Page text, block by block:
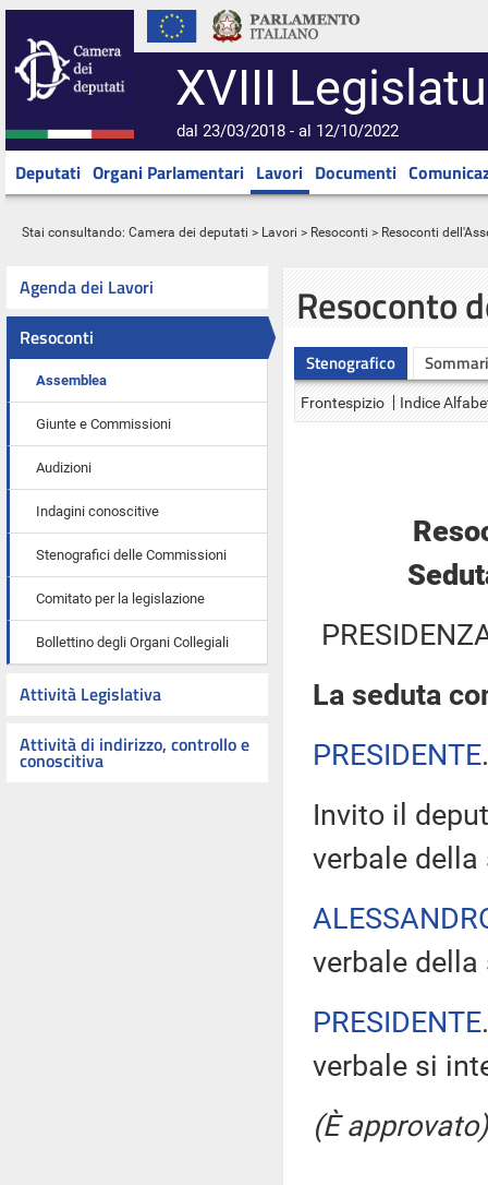
XVIII
dal 23/03/2018 - al 12/10/2022
Deputati Organi Parlamentari Lavori Documenti
Stai consultando: Camera dei deputati > Lavori > Resoconti > Resoconti
Agenda dei Lavori
Resoconti
Assemblea
Giunte e Commissioni
Audizioni
Indagini conoscitive
Stenografici delle Commissioni
Comitato per la legislazione
Bollettino degli Organi Collegiali
Attività Legislativa
Attività di indirizzo, controllo e
conoscitiva
Resoconto
Stenografico
Frontespizio Indice
La seduta
PRESIDENTE
Invito il
verbale della
verbale
PRESIDENTE
verbale si
(È approvato)